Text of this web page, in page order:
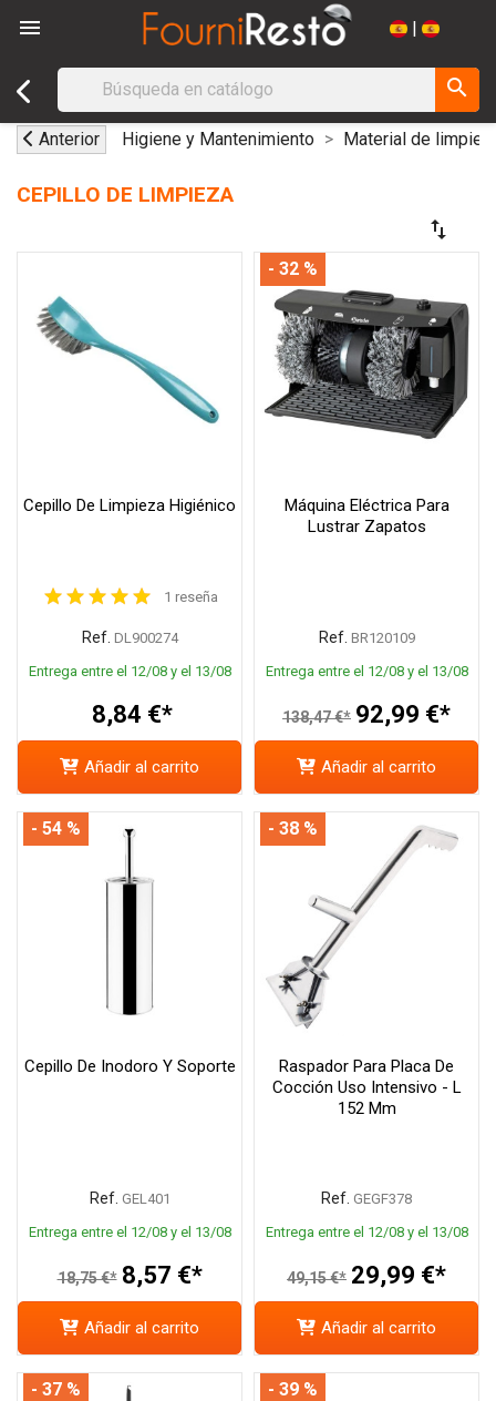
 |
search
Anterior Higiene y Mantenimiento Material de
CEPILLO DE LIMPIEZA
swap_vert
Cepillo De Limpieza Higiénico
1 reseña
Ref. DL900274
Entrega entre el 12/08 y el 13/08
8,84 €*
Añadir al carrito
Máquina Eléctrica Para
Lustrar Zapatos
Ref. BR120109
Entrega entre el 12/08 y el 13/08
138,47 €* 92,99 €*
- 32 %
Añadir al carrito
Cepillo De Inodoro Y Soporte
Ref. GEL401
Entrega entre el 12/08 y el 13/08
18,75 €* 8,57 €*
- 54 %
Añadir al carrito
Raspador Para Placa De
Cocción Uso Intensivo - L
152 Mm
Ref. GEGF378
Entrega entre el 12/08 y el 13/08
49,15 €* 29,99 €*
- 38 %
Añadir al carrito
- 37 % - 39 %